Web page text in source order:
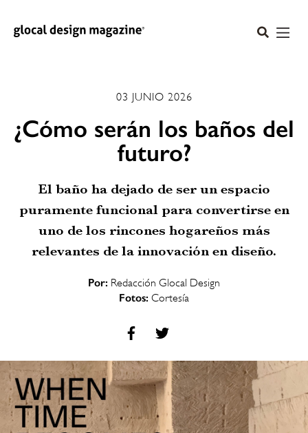
03 JUNIO 2026
¿Cómo serán los baños del
futuro?
El baño ha dejado de ser un espacio
puramente funcional para convertirse en
uno de los rincones hogareños más
relevantes de la innovación en diseño.
Por: Redacción Glocal Design
Fotos: Cortesía